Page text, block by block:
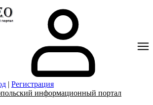
| Регистрация
информационный портал